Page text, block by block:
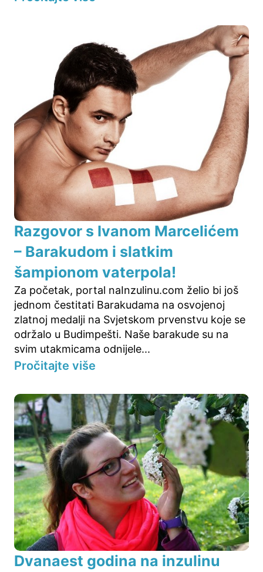
Razgovor s Ivanom Marcelićem
– Barakudom i slatkim
šampionom vaterpola!
Za početak, portal naInzulinu.com želio bi još
jednom čestitati Barakudama na osvojenoj
zlatnoj medalji na Svjetskom prvenstvu koje se
održalo u Budimpešti. Naše barakude su na
svim utakmicama odnijele...
Pročitajte više
Dvanaest godina na inzulinu